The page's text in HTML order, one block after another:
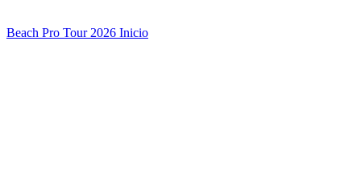
Beach Pro Tour 2026 Inicio